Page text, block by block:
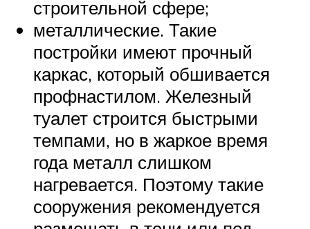
строительной сфере;
металлические. Такие
постройки имеют прочный
каркас, который обшивается
профнастилом. Железный
туалет строится быстрыми
темпами, но в жаркое время
года металл слишком
нагревается. Поэтому такие
сооружения рекомендуется